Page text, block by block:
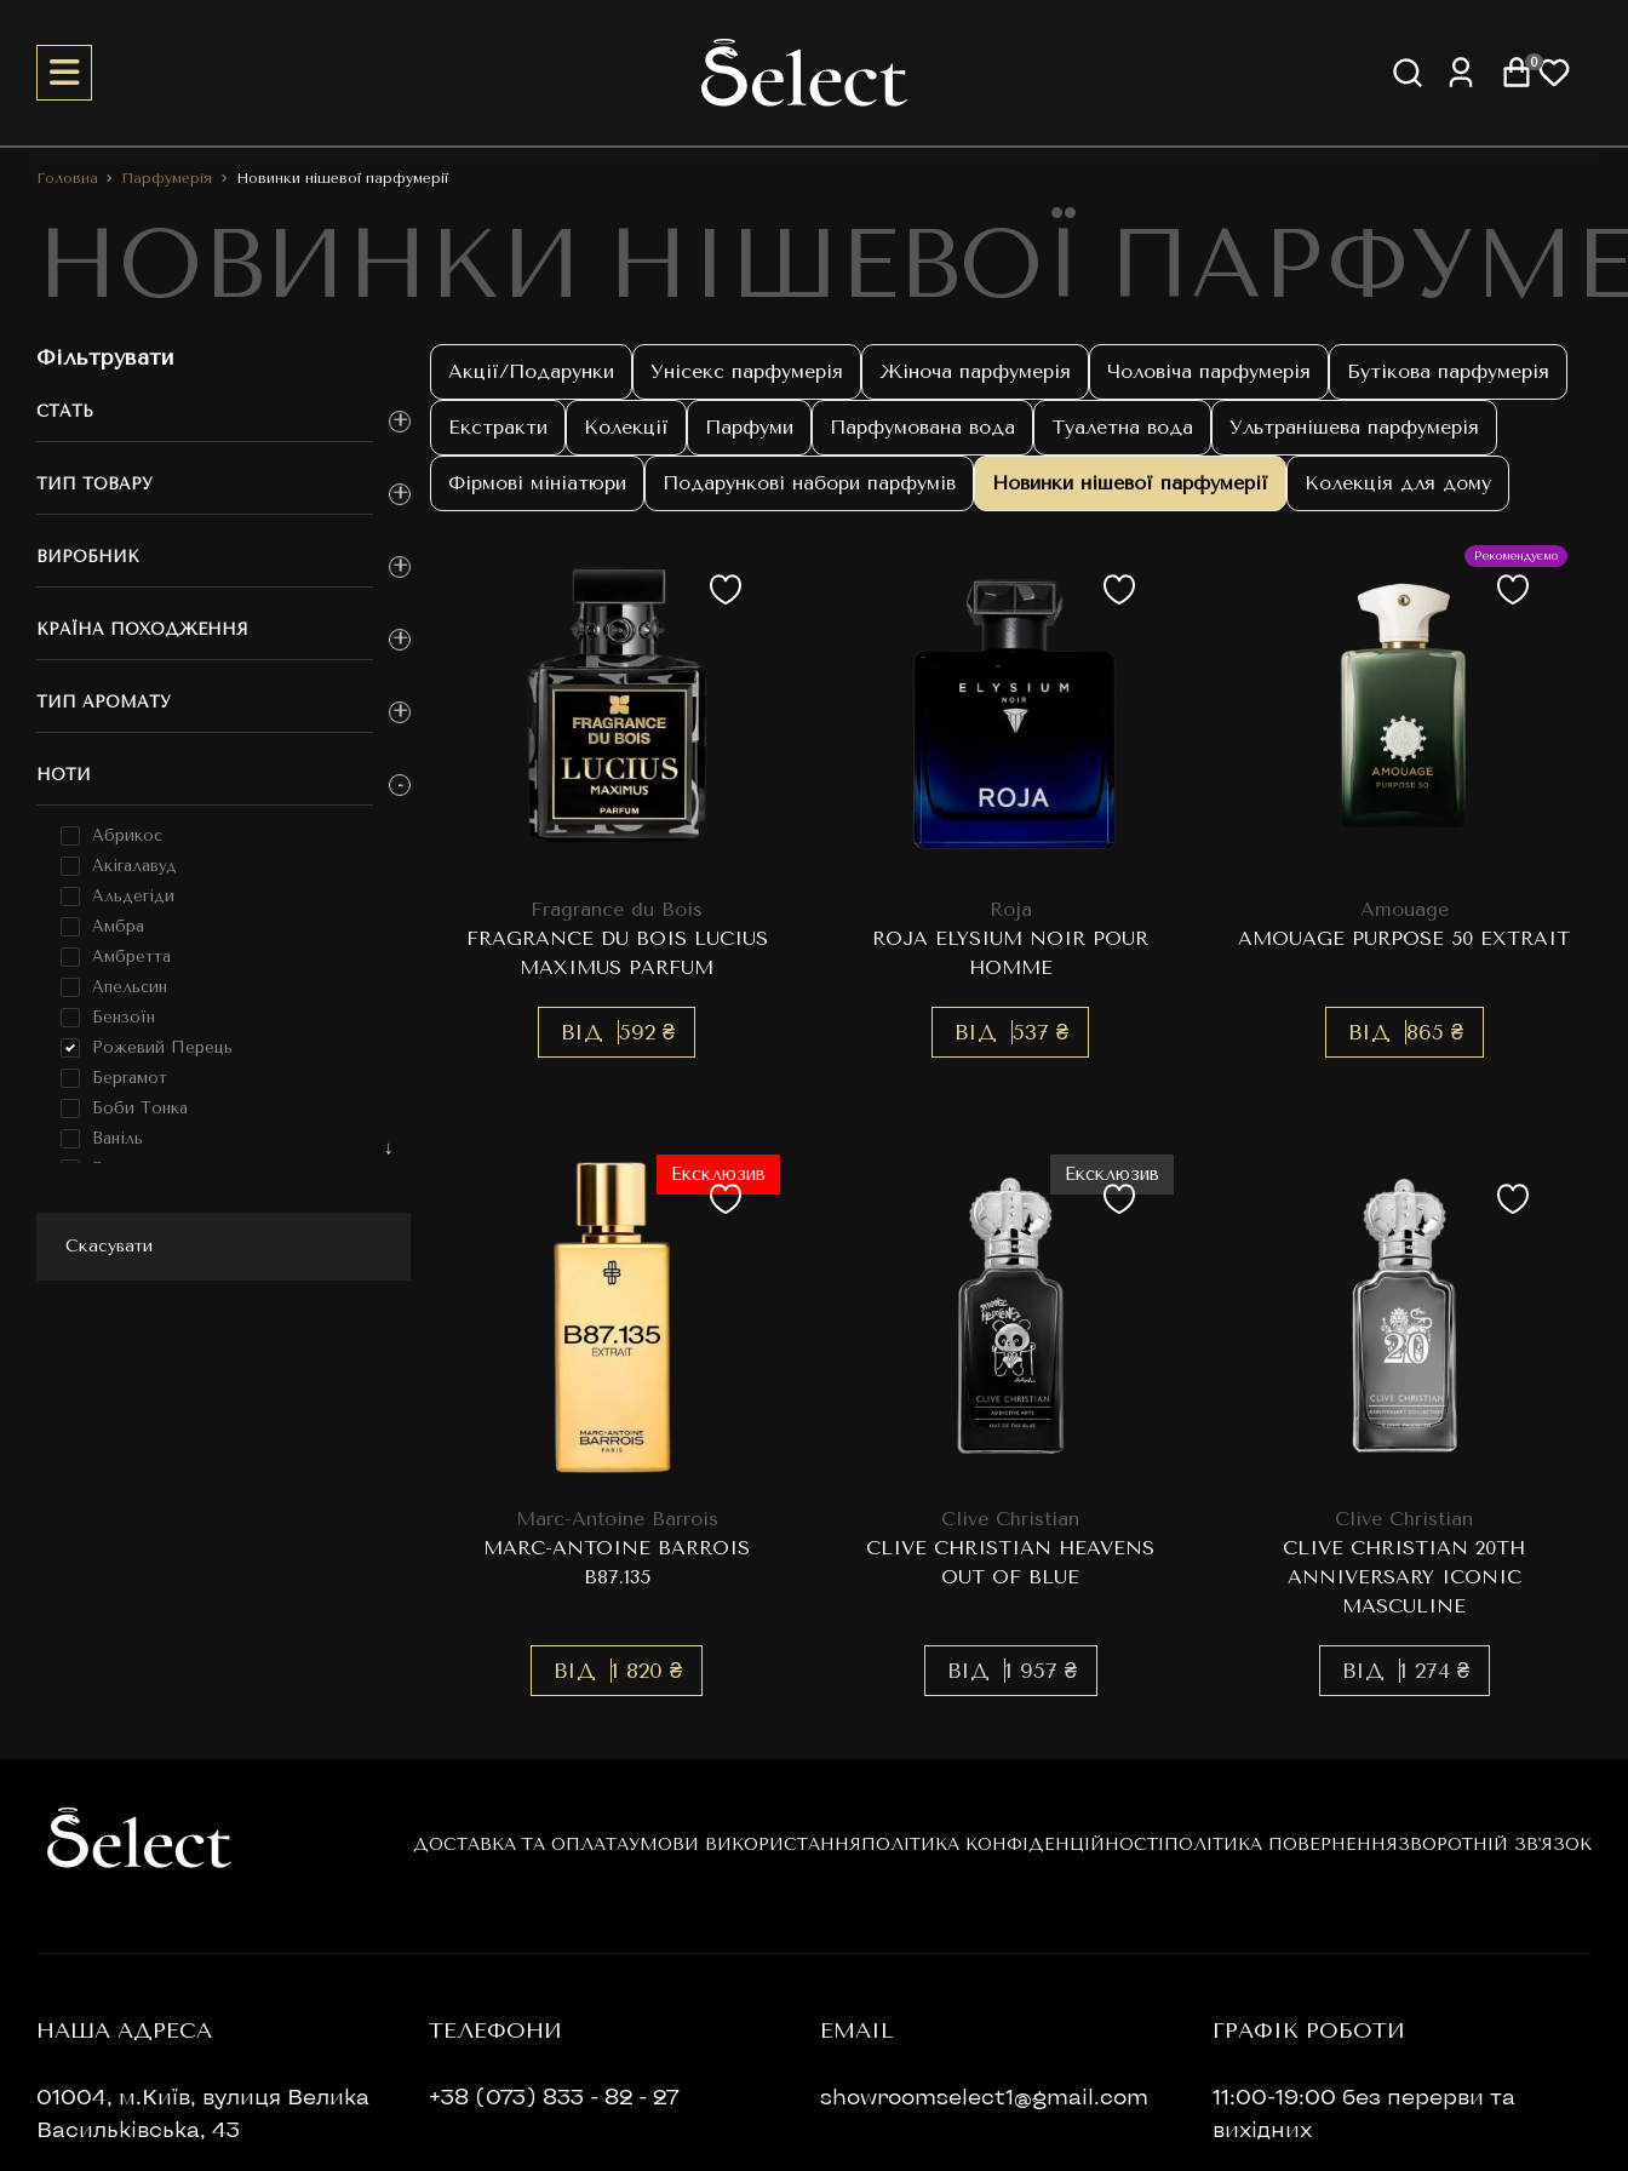
0
Головна Парфумерія Новинки нішевої парфумерії
НОВИНКИ НІШЕВОЇ
Фільтрувати
СТАТЬ
ТИП ТОВАРУ
ВИРОБНИК
КРАЇНА ПОХОДЖЕННЯ
ТИП АРОМАТУ
НОТИ
Абрикос
Акігалавуд
Альдегіди
Амбра
Амбретта
Апельсин
Бензоїн
Рожевий Перець
Бергамот
Боби Тонка
Ваніль
Ветивер
Жасмин
Османтус
Пачулі
Шафран
Шкіра
Скасувати
Акції/Подарунки Унісекс парфумерія Жіноча парфумерія Чоловіча парфумерія Бутікова парфумерія
Екстракти Колекції Парфуми Парфумована вода Туалетна вода Ультранішева парфумерія
Фірмові мініатюри Подарункові набори парфумів Новинки нішевої парфумерії Колекція для дому
Fragrance du Bois
FRAGRANCE DU BOIS LUCIUS
MAXIMUS PARFUM
ВІД 592 ₴
Roja
ROJA ELYSIUM NOIR POUR
HOMME
ВІД 537 ₴
Рекомендуємо
Amouage
AMOUAGE PURPOSE 50 EXTRAIT
ВІД 865 ₴
Ексклюзив
Marc-Antoine Barrois
MARC-ANTOINE BARROIS
B87.135
ВІД 1 820 ₴
Ексклюзив
Clive Christian
CLIVE CHRISTIAN HEAVENS
OUT OF BLUE
ВІД 1 957 ₴
Clive Christian
CLIVE CHRISTIAN 20TH
ANNIVERSARY ICONIC
MASCULINE
ВІД 1 274 ₴
ДОСТАВКА ТА ОПЛАТАУМОВИ ВИКОРИСТАННЯПОЛІТИКА КОНФІДЕНЦІЙНОСТІПОЛІТИКА ПОВЕРНЕННЯЗВОРОТНІЙ ЗВ'ЯЗОК
НАША АДРЕСА
01004, м.Київ, вулиця Велика
Васильківська, 43
ТЕЛЕФОНИ
+38 (073) 833 - 82 - 27
EMAIL
showroomselect1@gmail.com
ГРАФІК РОБОТИ
11:00-19:00 без перерви та
вихідних